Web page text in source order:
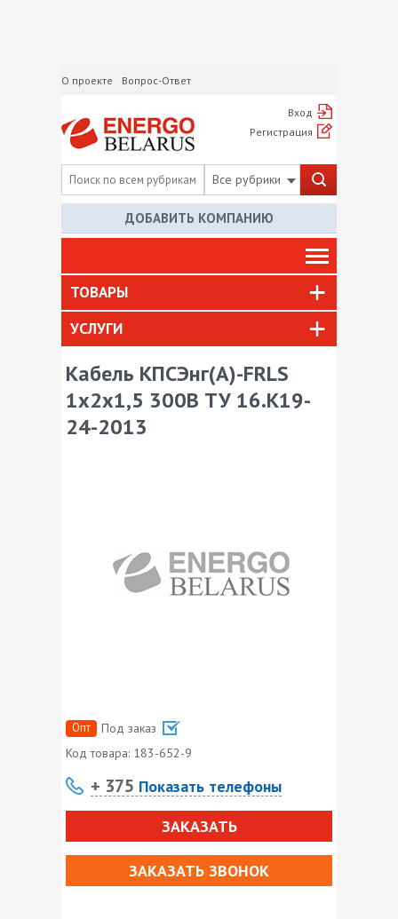
О проекте Вопрос-Ответ
Вход
Регистрация
Все рубрики
ДОБАВИТЬ КОМПАНИЮ
ТОВАРЫ
УСЛУГИ
Кабель КПСЭнг(А)-FRLS
1х2х1,5 300В ТУ 16.К19-
24-2013
Опт
Под заказ
Код товара: 183-652-9
+ 375 Показать телефоны
ЗАКАЗАТЬ
ЗАКАЗАТЬ ЗВОНОК